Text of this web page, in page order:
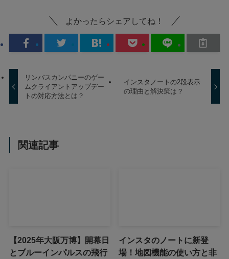
よかったらシェアしてね！
リンバスカンパニーのゲー
ムクライアントアップデー
トの対応方法とは？
インスタノートの2段表示
の理由と解決策は？
関連記事
【2025年大阪万博】開幕日
とブルーインパルスの飛行
インスタのノートに新登
場！地図機能の使い方と非